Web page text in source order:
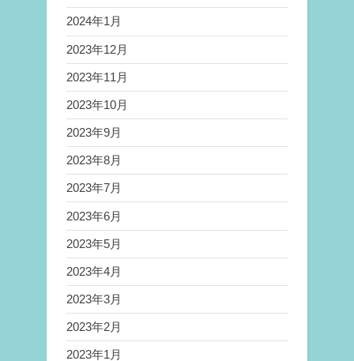
2024年1月
2023年12月
2023年11月
2023年10月
2023年9月
2023年8月
2023年7月
2023年6月
2023年5月
2023年4月
2023年3月
2023年2月
2023年1月